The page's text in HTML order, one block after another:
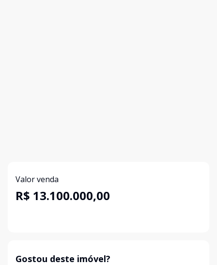
Valor venda
R$ 13.100.000,00
Gostou deste imóvel?